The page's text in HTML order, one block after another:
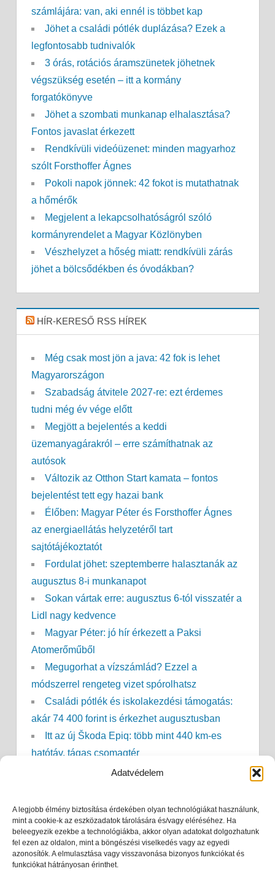
Adatvédelem
A legjobb élmény biztosítása érdekében olyan technológiákat használunk,
mint a cookie-k az eszközadatok tárolására és/vagy eléréséhez. Ha
beleegyezik ezekbe a technológiákba, akkor olyan adatokat dolgozhatunk
fel ezen az oldalon, mint a böngészési viselkedés vagy az egyedi
azonosítók. A elmulasztása vagy visszavonása bizonyos funkciókat és
funkciókat hátrányosan érinthet.
számlájára: van, aki ennél is többet kap
Jöhet a családi pótlék duplázása? Ezek a
legfontosabb tudnivalók
3 órás, rotációs áramszünetek jöhetnek
végszükség esetén – itt a kormány
forgatókönyve
Jöhet a szombati munkanap elhalasztása?
Fontos javaslat érkezett
Rendkívüli videóüzenet: minden magyarhoz
szólt Forsthoffer Ágnes
Pokoli napok jönnek: 42 fokot is mutathatnak
a hőmérők
Megjelent a lekapcsolhatóságról szóló
kormányrendelet a Magyar Közlönyben
Vészhelyzet a hőség miatt: rendkívüli zárás
jöhet a bölcsődékben és óvodákban?
HÍR-KERESŐ RSS HÍREK
Még csak most jön a java: 42 fok is lehet
Magyarországon
Szabadság átvitele 2027-re: ezt érdemes
tudni még év vége előtt
Megjött a bejelentés a keddi
üzemanyagárakról – erre számíthatnak az
autósok
Változik az Otthon Start kamata – fontos
bejelentést tett egy hazai bank
Élőben: Magyar Péter és Forsthoffer Ágnes
az energiaellátás helyzetéről tart
sajtótájékoztatót
Fordulat jöhet: szeptemberre halasztanák az
augusztus 8-i munkanapot
Sokan vártak erre: augusztus 6-tól visszatér a
Lidl nagy kedvence
Magyar Péter: jó hír érkezett a Paksi
Atomerőműből
Megugorhat a vízszámlád? Ezzel a
módszerrel rengeteg vizet spórolhatsz
Családi pótlék és iskolakezdési támogatás:
akár 74 400 forint is érkezhet augusztusban
Itt az új Škoda Epiq: több mint 440 km-es
hatótáv, tágas csomagtér
Nem kell már sokáig kibírni: ekkor érkezhet a
Sokan várják a táppénzt: ekkor érkezhet meg
az összeg 2027-ben
Áramszünet a kánikulában? Ennyi ideig
marad hideg a hűtő, és ezt semmiképp ne tedd